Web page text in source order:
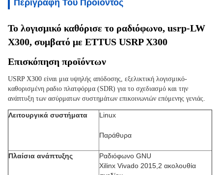
Περιγραφή Του Προϊόντος
Το λογισμικό καθόρισε το ραδιόφωνο, usrp-LW
X300, συμβατό με ETTUS USRP X300
Επισκόπηση προϊόντων
USRP X300 είναι μια υψηλής απόδοσης, εξελικτική λογισμικό-
καθορισμένη ραδιο πλατφόρμα (SDR) για το σχεδιασμό και την
ανάπτυξη των ασύρματων συστημάτων επικοινωνιών επόμενης γενιάς.
Λειτουργικά συστήματα Linux
Παράθυρα
Πλαίσια ανάπτυξης
Ραδιόφωνο GNU
Xilinx Vivado 2015,2 ακολουθία